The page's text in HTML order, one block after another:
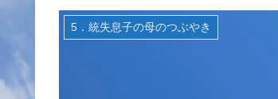
5．統失息子の母のつぶやき